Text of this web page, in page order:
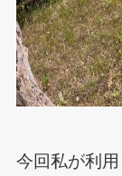
今回私が利用